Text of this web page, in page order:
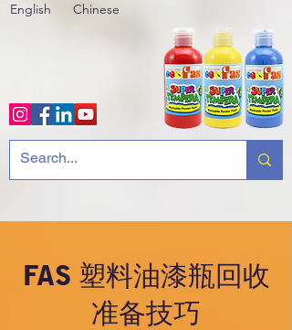
English Chinese
FAS 塑料油漆瓶回收
准备技巧